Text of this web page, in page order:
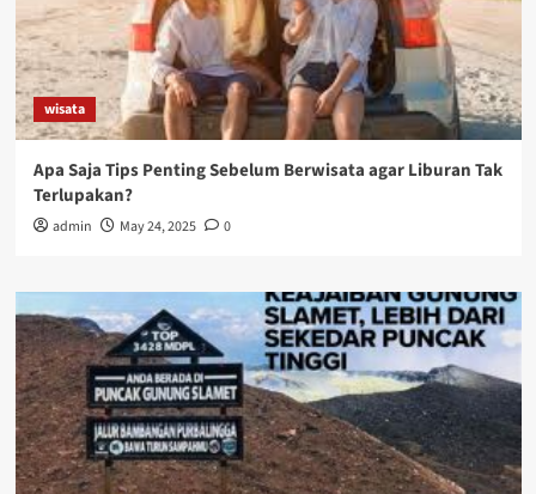
wisata
Apa Saja Tips Penting Sebelum Berwisata agar Liburan Tak
Terlupakan?
admin May 24, 2025 0